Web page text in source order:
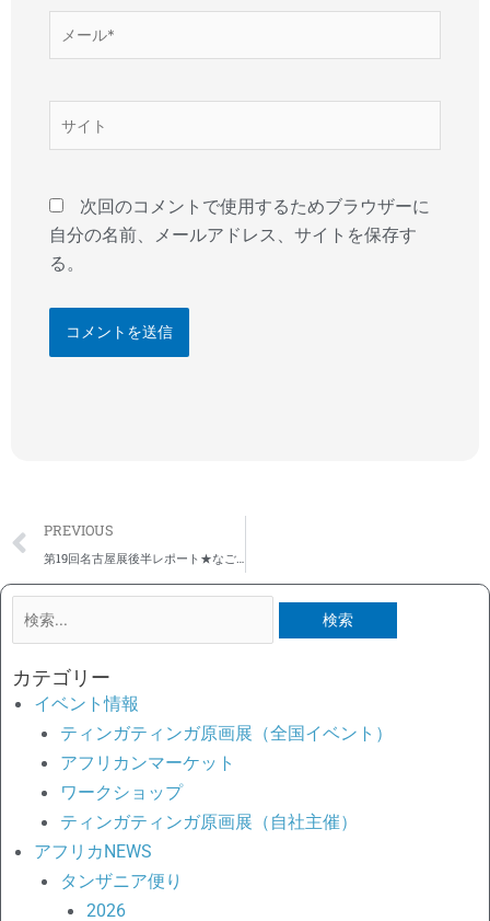
*
次回のコメントで使用するためブラウザーに
自分の名前、メールアドレス、サイトを保存す
る。
Prev
PREVIOUS
検
対
象:
カテゴリー
イベント情報
ティンガティンガ原画展（全国イベント）
アフリカンマーケット
ワークショップ
ティンガティンガ原画展（自社主催）
アフリカNEWS
タンザニア便り
2026